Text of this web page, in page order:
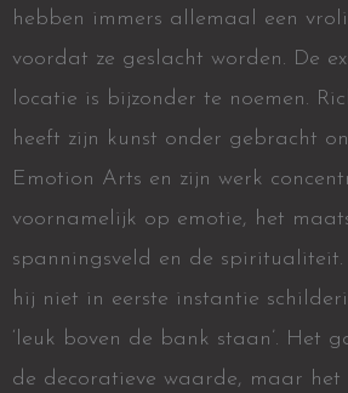
hebben immers allemaal een
voordat ze geslacht worden. De
locatie is bijzonder te noemen.
heeft zijn kunst onder gebracht
Emotion Arts en zijn werk
voornamelijk op emotie, het
spanningsveld en de
hij niet in eerste instantie
‘leuk boven de bank staan’. Het
de decoratieve waarde, maar het